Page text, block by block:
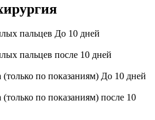
пальцев До 10 дней
пальцев после 10 дней
по показаниям) До 10 дней
по показаниям) после 10